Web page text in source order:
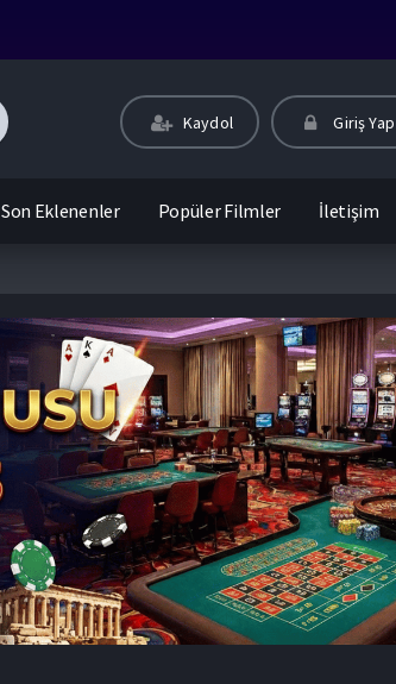
Kaydol Giriş Yap
Son Eklenenler Popüler Filmler İletişim